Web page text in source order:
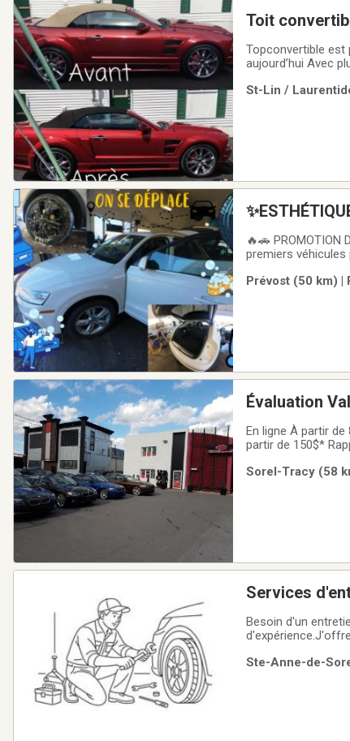
Topconvertible est
aujourd’hui Avec
l’original. Pour une
St-Lin /
🔥🚗 PROMOTION
premiers
qui réservent.Nous
Prévost (50 km) |
Évaluation
En ligne À partir de 80$* Rapport écrit* Explications verbalesSans inspection
Sorel-Tracy (58
Services
Besoin d'un
mineures - Service
Ste-Anne-de-